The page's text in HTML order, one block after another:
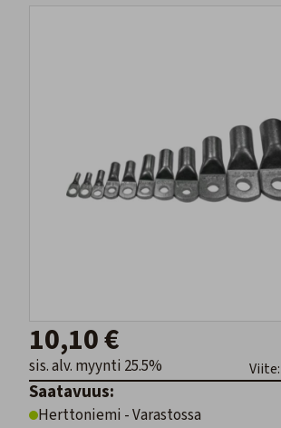
10,10 €
sis. alv. myynti 25.5%
Saatavuus:
Herttoniemi - Varastossa